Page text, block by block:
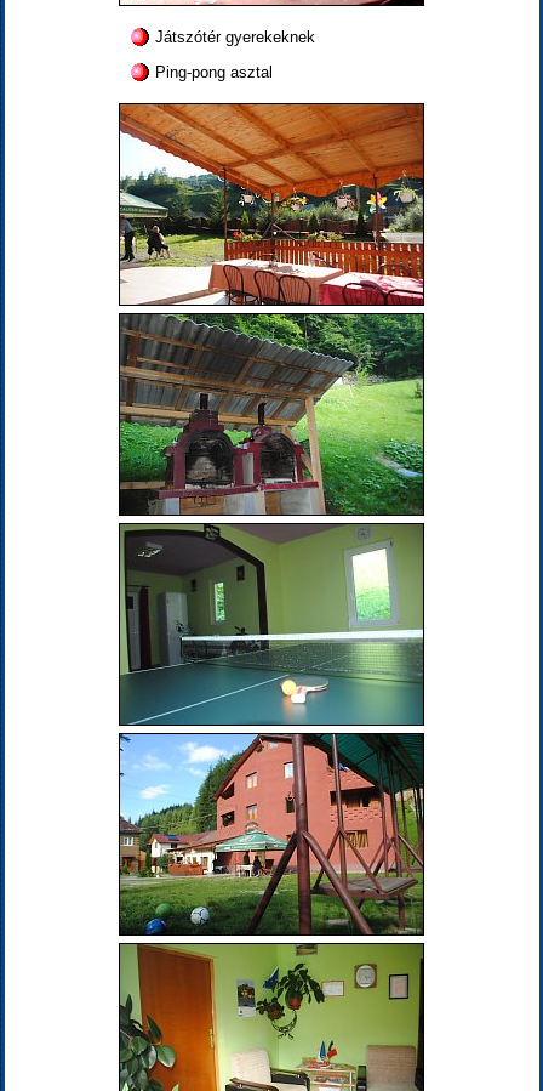
Játszótér gyerekeknek
Ping-pong asztal